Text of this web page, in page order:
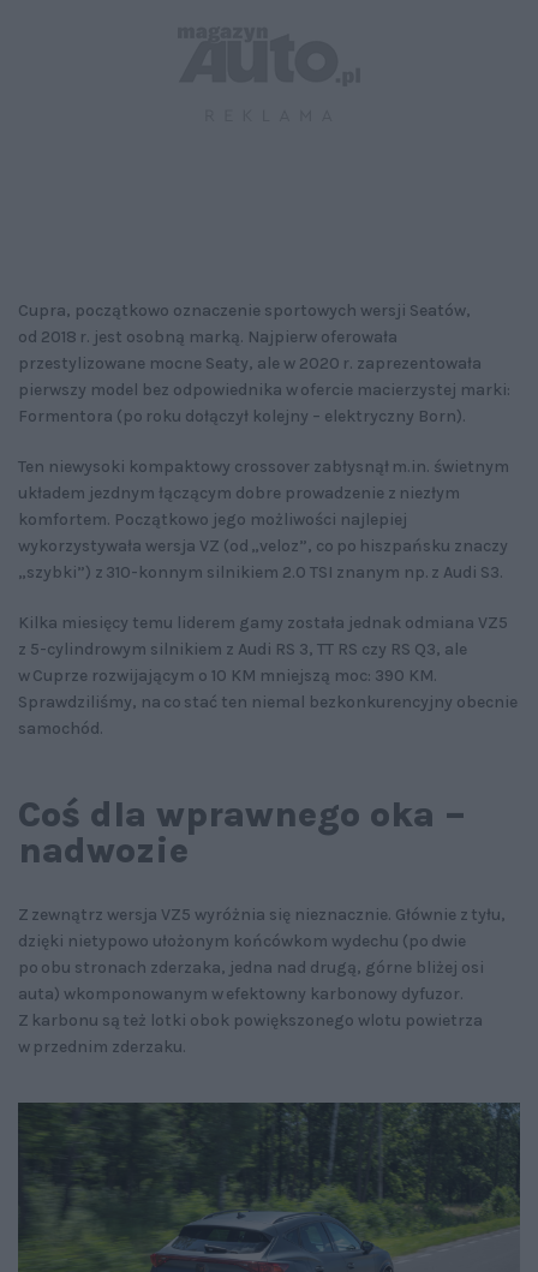
Cupra, początkowo oznaczenie sportowych wersji Seatów,
od 2018 r. jest osobną marką. Najpierw oferowała
przestylizowane mocne Seaty, ale w 2020 r. zaprezentowała
pierwszy model bez odpowiednika w ofercie macierzystej marki:
Formentora (po roku dołączył kolejny – elektryczny Born).
Ten niewysoki kompaktowy crossover zabłysnął m.in. świetnym
układem jezdnym łączącym dobre prowadzenie z niezłym
komfortem. Początkowo jego możliwości najlepiej
wykorzystywała wersja VZ (od „veloz”, co po hiszpańsku znaczy
„szybki”) z 310-konnym silnikiem 2.0 TSI znanym np. z Audi S3.
Kilka miesięcy temu liderem gamy została jednak odmiana VZ5
z 5-cylindrowym silnikiem z Audi RS 3, TT RS czy RS Q3, ale
w Cuprze rozwijającym o 10 KM mniejszą moc: 390 KM.
Sprawdziliśmy, na co stać ten niemal bezkonkurencyjny obecnie
samochód.
Coś dla wprawnego oka –
nadwozie
Z zewnątrz wersja VZ5 wyróżnia się nieznacznie. Głównie z tyłu,
dzięki nietypowo ułożonym końcówkom wydechu (po dwie
po obu stronach zderzaka, jedna nad drugą, górne bliżej osi
auta) wkomponowanym w efektowny karbonowy dyfuzor.
Z karbonu są też lotki obok powiększonego wlotu powietrza
w przednim zderzaku.